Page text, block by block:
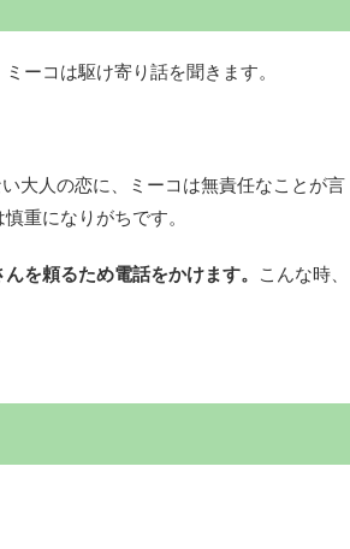
ーコは駆け寄り話を聞きます。
大人の恋に、ミーコは無責任なことが言
重になりがちです。
を頼るため電話をかけます。 こんな時、